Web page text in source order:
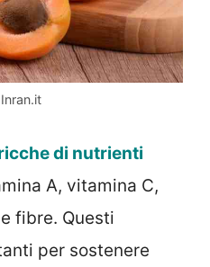
di nutrienti
A, vitamina C,
fibre. Questi
per sostenere